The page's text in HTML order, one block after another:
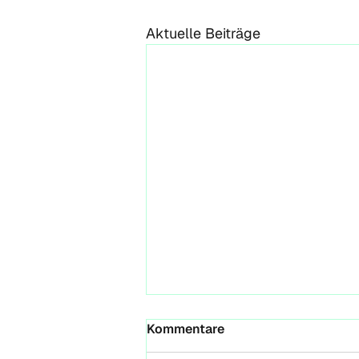
Aktuelle Beiträge
Wenn ein Paper seinen
Kommentare